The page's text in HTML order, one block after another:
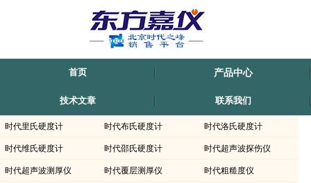
首页 产品中心
技术文章 联系我们
·时代里氏硬度计 ·时代布氏硬度计 ·时代洛氏硬度计
·时代维氏硬度计 ·时代邵氏硬度计 ·时代超声波探伤仪
·时代超声波测厚仪 ·时代覆层测厚仪 ·时代粗糙度仪